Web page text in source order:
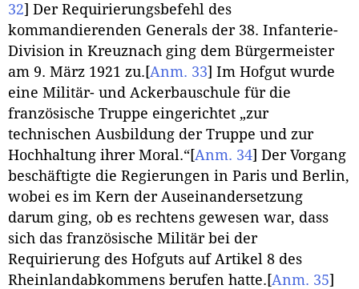
32] Der Requirierungsbefehl des
kommandierenden Generals der 38. Infanterie-
Division in Kreuznach ging dem Bürgermeister
am 9. März 1921 zu. [Anm. 33] Im Hofgut wurde
eine Militär- und Ackerbauschule für die
französische Truppe eingerichtet „zur
technischen Ausbildung der Truppe und zur
Hochhaltung ihrer Moral.“[Anm. 34] Der Vorgang
beschäftigte die Regierungen in Paris und Berlin,
wobei es im Kern der Auseinandersetzung
darum ging, ob es rechtens gewesen war, dass
sich das französische Militär bei der
Requirierung des Hofguts auf Artikel 8 des
Rheinlandabkommens berufen hatte. [Anm. 35]